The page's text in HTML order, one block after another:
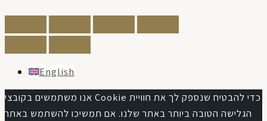
e
b
o
k
-
f
t
a
g
a
m
t
o
k
English
אנו משתמשים בקובצי Cookie כדי להבטיח שנספק לך את חוויית
הגלישה הטובה ביותר באתר שלנו. אם תמשיכו להשתמש באתר